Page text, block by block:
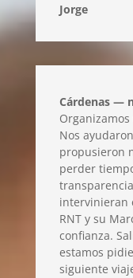
Jorge
Cárdenas —
Nos
propusieron
perder
intervinieran
RNT y su
confianza.
estamos
siguiente